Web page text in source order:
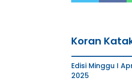
Koran
Edisi Minggu I
2025